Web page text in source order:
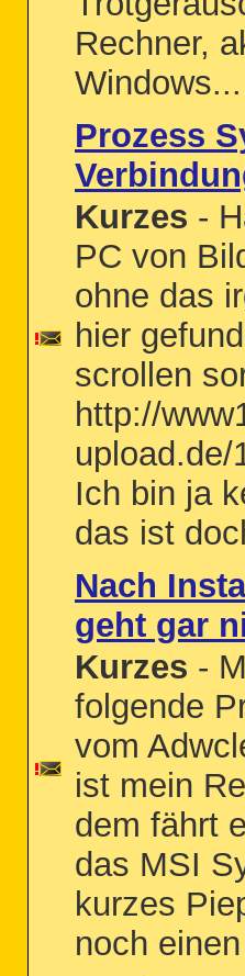
Rechner,
Windows...
Prozess
Kurzes -
PC von
ohne das
hier
scrollen
http://
upload.de/
Ich bin ja
das ist
Nach
geht gar
Kurzes -
folgende
vom
ist mein
dem fährt
das MSI
kurzes
noch